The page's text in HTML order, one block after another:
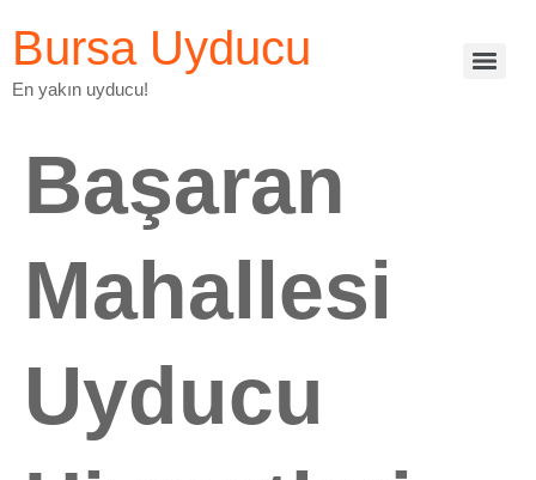
Bursa Uyducu
En yakın uyducu!
Başaran
Mahallesi
Uyducu